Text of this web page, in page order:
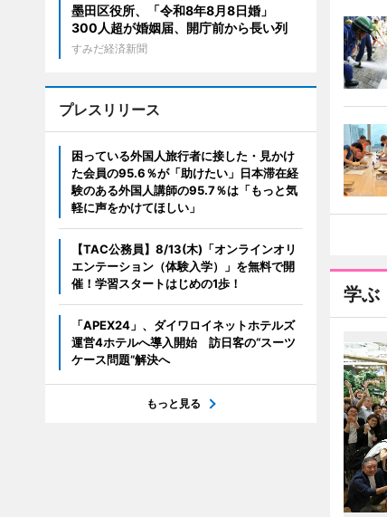
学ぶ
墨田区役所、「令和8年8月8日婚」
300人超が婚姻届、開庁前から長い列
すみだ経済新聞
プレスリリース
困っている外国人旅行者に接した・見かけ
た会員の95.6％が「助けたい」日本滞在経
験のある外国人講師の95.7％は「もっと気
軽に声をかけてほしい」
【TAC公務員】8/13(木)「オンラインオリ
エンテーション（体験入学）」を無料で開
催！学習スタートはじめの1歩！
「APEX24」、ダイワロイネットホテルズ
運営4ホテルへ導入開始 訪日客の“スーツ
ケース問題”解決へ
もっと見る